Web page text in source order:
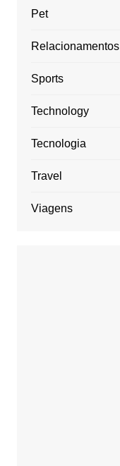
Pet
Relacionamentos
Sports
Technology
Tecnologia
Travel
Viagens